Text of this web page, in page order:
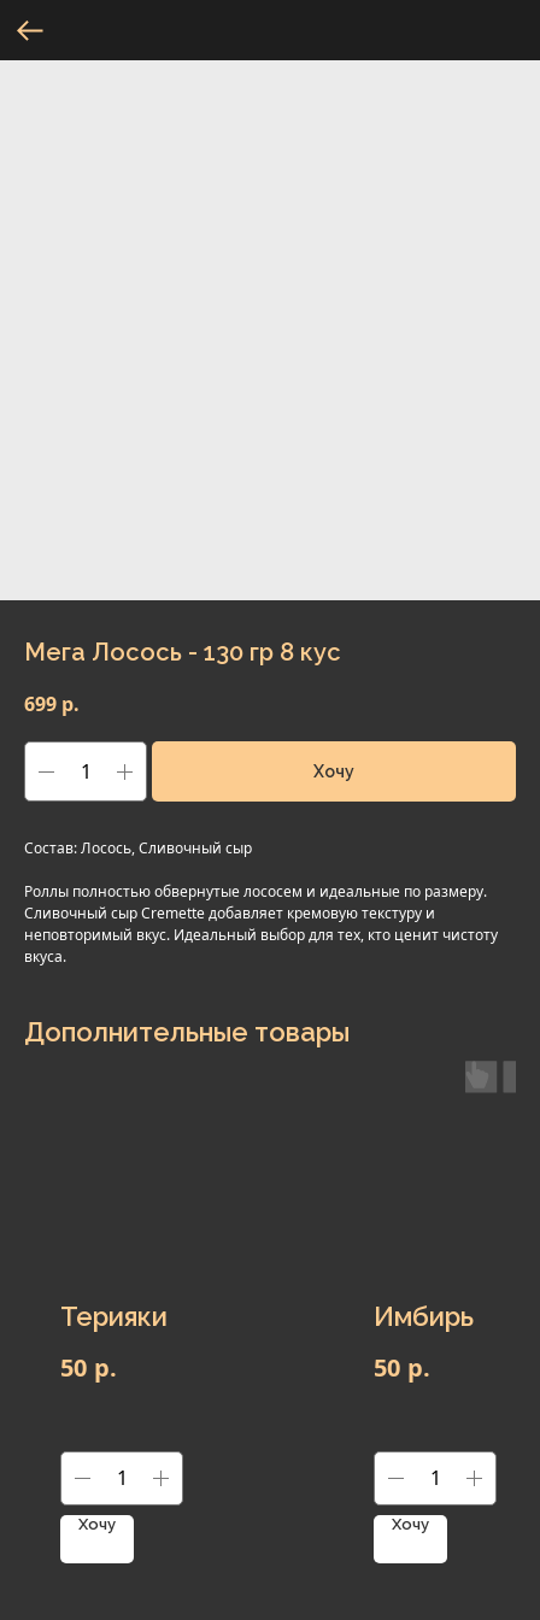
Мега Лосось - 130 гр 8 кус
699 р.
Хочу
Состав: Лосось, Сливочный сыр
Роллы полностью обвернутые лососем и идеальные по размеру.
Сливочный сыр Cremette добавляет кремовую текстуру и
неповторимый вкус. Идеальный выбор для тех, кто ценит чистоту
вкуса.
Дополнительные товары
Терияки
50 р.
Хочу
Имбирь
50 р.
Хочу